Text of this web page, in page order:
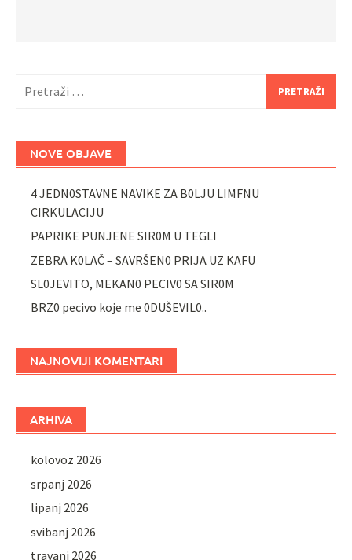
NOVE OBJAVE
4 JEDN0STAVNE NAVIKE ZA B0LJU LIMFNU
CIRKULACIJU
PAPRIKE PUNJENE SIR0M U TEGLI
ZEBRA K0LAČ – SAVRŠEN0 PRIJA UZ KAFU
SL0JEVITO, MEKAN0 PECIV0 SA SIR0M
BRZ0 pecivo koje me 0DUŠEVIL0..
NAJNOVIJI KOMENTARI
ARHIVA
kolovoz 2026
srpanj 2026
lipanj 2026
svibanj 2026
travanj 2026